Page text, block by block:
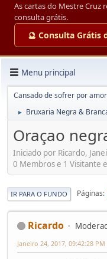
As cartas do Mestre
consulta grátis.
🔮 Consulta Grátis
Menu principal
Cansado de sofrer por
► Bruxaria Negra &
Oraçao
Iniciado por Ricardo,
0 Membros e 1 Visitante
IR PARA O FUNDO Páginas
Ricardo
Janeiro 24, 2017, 09:42:28 PM